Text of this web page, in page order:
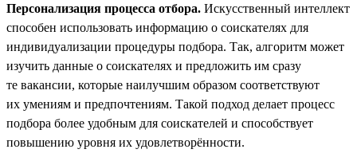
Персонализация процесса отбора. Искусственный интеллект
способен использовать информацию о соискателях для
индивидуализации процедуры подбора. Так, алгоритм может
изучить данные о соискателях и предложить им сразу
те вакансии, которые наилучшим образом соответствуют
их умениям и предпочтениям. Такой подход делает процесс
подбора более удобным для соискателей и способствует
повышению уровня их удовлетворённости.